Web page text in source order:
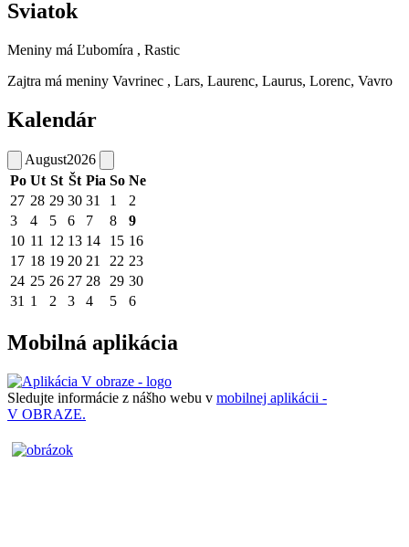
Sviatok
Meniny má Ľubomíra , Rastic
Zajtra má meniny Vavrinec , Lars, Laurenc, Laurus, Lorenc, Vavro
Kalendár
August2026
Po Ut St Št Pia So Ne
27 28 29 30 31 1
2
3
4 5 6 7 8
9
10 11 12 13 14 15 16
17 18 19 20 21 22 23
24 25 26 27 28 29 30
31 1 2 3 4 5 6
Mobilná aplikácia
Sledujte informácie z nášho webu v mobilnej aplikácii -
V OBRAZE.